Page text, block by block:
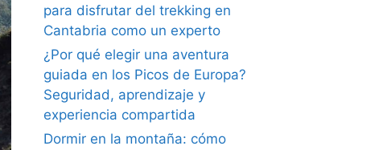
para disfrutar del trekking en
Cantabria como un experto
¿Por qué elegir una aventura
guiada en los Picos de Europa?
Seguridad, aprendizaje y
experiencia compartida
Dormir en la montaña: cómo